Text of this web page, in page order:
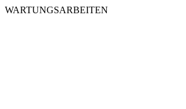
WARTUNGSARBEITEN